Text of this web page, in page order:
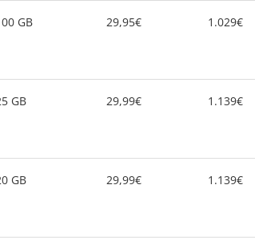
GB 29,95€ 1.029€
GB 29,99€ 1.139€
GB 29,99€ 1.139€